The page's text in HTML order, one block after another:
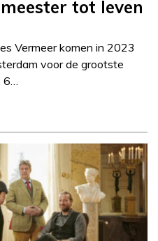
tot leven
Vermeer komen in 2023
voor de grootste
6…